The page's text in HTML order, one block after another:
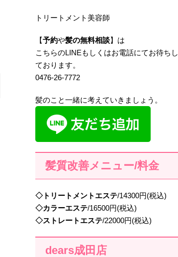
トリートメント美容師
【予約や髪の無料相談】は
こちらのLINEもしくはお電話にてお待ちし
ております。
0476-26-7772
髪のこと一緒に考えていきましょう。
髪質改善メニュー/料金
◇トリートメントエステ/14300円(税込)
◇カラーエステ/16500円(税込)
◇ストレートエステ/22000円(税込)
dears成田店